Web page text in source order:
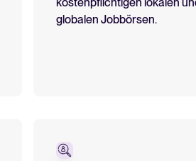
globalen Jobbörsen.